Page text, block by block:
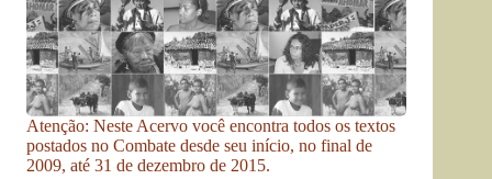
Atenção: Neste Acervo você encontra todos os textos
postados no Combate desde seu início, no final de
2009, até 31 de dezembro de 2015.